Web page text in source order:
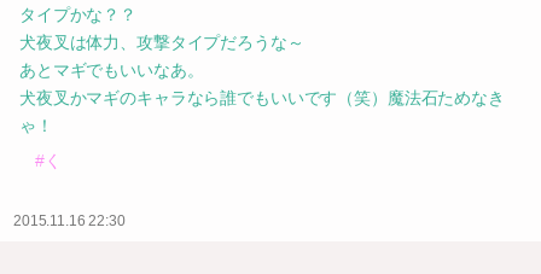
タイプかな？？
犬夜叉は体力、攻撃タイプだろうな～
あとマギでもいいなあ。
犬夜叉かマギのキャラなら誰でもいいです（笑）魔法石ためなき
ゃ！
#く
2015.11.16 22:30